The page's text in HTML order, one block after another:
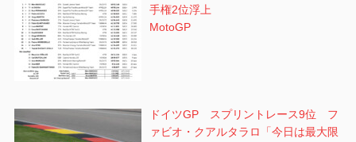
手権2位浮上
MotoGP
ドイツGP スプリントレース9位 フ
ァビオ・クアルタラロ「今日は最大限